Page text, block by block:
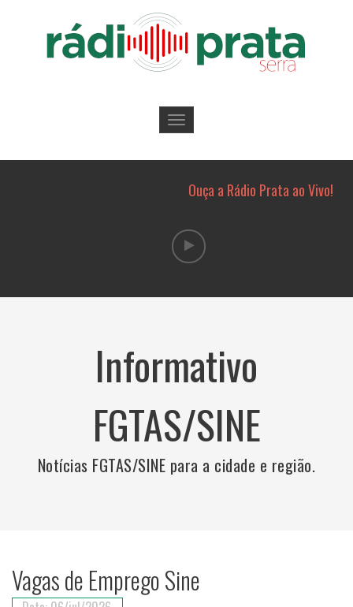
Toggle
navigation
Ouça a Rádio Prata ao Vivo!
Informativo
FGTAS/SINE
Notícias FGTAS/SINE para a cidade e região.
Vagas de Emprego Sine